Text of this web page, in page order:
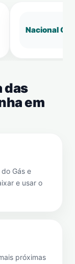
Nacional Gás
das
em
Gás e
e usar o
próximas